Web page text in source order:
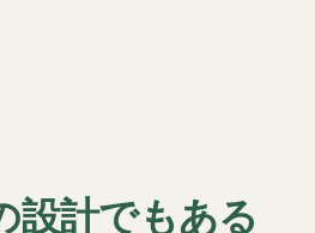
設計でもある